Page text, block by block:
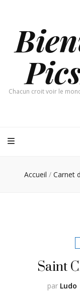
Chacun croit voir le
Accueil / Carnet
Saint
par Ludo